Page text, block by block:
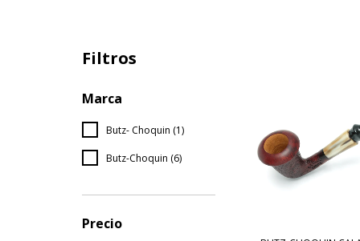
Filtros
Marca
Butz- Choquin (1)
Butz-Choquin (6)
Precio